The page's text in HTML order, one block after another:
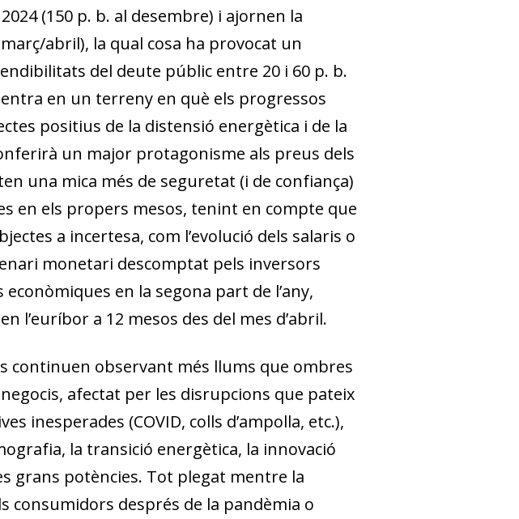
(150 p. b. al desembre) i ajornen la
abril), la qual cosa ha provocat un
del deute públic entre 20 i 60 p. b.
en un terreny en què els progressos
positius de la distensió energètica i de la
un major protagonisme als preus dels
una mica més de seguretat (i de confiança)
en els propers mesos, tenint en compte que
a incertesa, com l’evolució dels salaris o
monetari descomptat pels inversors
en la segona part de l’any,
l’euríbor a 12 mesos des del mes d’abril.
continuen observant més llums que ombres
afectat per les disrupcions que pateix
inesperades (COVID, colls d’ampolla, etc.),
la transició energètica, la innovació
grans potències. Tot plegat mentre la
consumidors després de la pandèmia o